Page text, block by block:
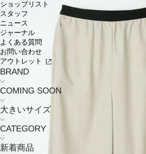
ショップリスト
スタッフ
ニュース
ジャーナル
よくある質問
お問い合わせ
アウトレット
BRAND
COMING SOON
大きいサイズ
CATEGORY
新着商品